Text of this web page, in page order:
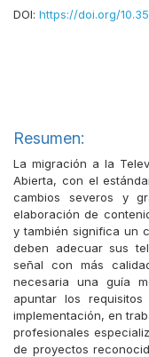
DOI: https://doi.org/
Resumen:
La migración a la
Abierta, con el
cambios severos y
elaboración de
y también significa un
deben adecuar sus
señal con más
necesaria una guía
apuntar los
implementación, en
profesionales
de proyectos